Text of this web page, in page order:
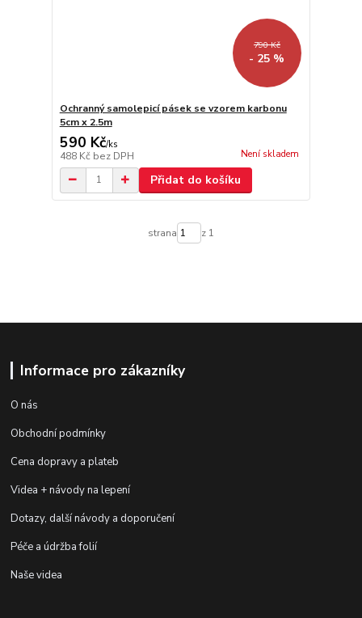
790 Kč
- 25 %
Ochranný samolepicí pásek se vzorem karbonu
5cm x 2.5m
590 Kč/ks
488 Kč bez DPH Není skladem
Přidat do košíku
strana z 1
Informace pro zákazníky
O nás
Obchodní podmínky
Cena dopravy a plateb
Videa + návody na lepení
Dotazy, další návody a doporučení
Péče a údržba folií
Naše videa